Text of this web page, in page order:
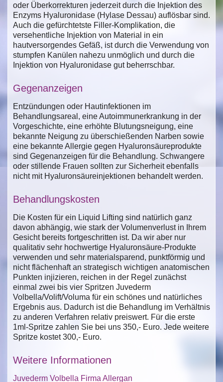
oder Überkorrekturen jederzeit durch die Injektion des
Enzyms Hyaluronidase (Hylase Dessau) auflösbar sind.
Auch die gefürchtetste Filler-Komplikation, die
versehentliche Injektion von Material in ein
hautversorgendes Gefäß, ist durch die Verwendung von
stumpfen Kanülen nahezu unmöglich und durch die
Injektion von Hyaluronidase gut beherrschbar.
Gegenanzeigen
Entzündungen oder Hautinfektionen im
Behandlungsareal, eine Autoimmunerkrankung in der
Vorgeschichte, eine erhöhte Blutungsneigung, eine
bekannte Neigung zu überschießenden Narben sowie
eine bekannte Allergie gegen Hyaluronsäureprodukte
sind Gegenanzeigen für die Behandlung. Schwangere
oder stillende Frauen sollten zur Sicherheit ebenfalls
nicht mit Hyaluronsäureinjektionen behandelt werden.
Behandlungskosten
Die Kosten für ein Liquid Lifting sind natürlich ganz
davon abhängig, wie stark der Volumenverlust in Ihrem
Gesicht bereits fortgeschritten ist. Da wir aber nur
qualitativ sehr hochwertige Hyaluronsäure-Produkte
verwenden und sehr materialsparend, punktförmig und
nicht flächenhaft an strategisch wichtigen anatomischen
Punkten injizieren, reichen in der Regel zunächst
einmal zwei bis vier Spritzen Juvederm
Volbella/Volift/Voluma für ein schönes und natürliches
Ergebnis aus. Dadurch ist die Behandlung im Verhältnis
zu anderen Verfahren relativ preiswert. Für die erste
1ml-Spritze zahlen Sie bei uns 350,- Euro. Jede weitere
Spritze kostet 300,- Euro.
Weitere Informationen
Juvederm Volbella Firma Allergan